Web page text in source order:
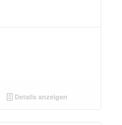
Details anzeigen